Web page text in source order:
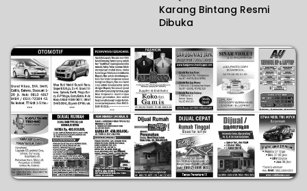
Karang Bintang Resmi
Dibuka